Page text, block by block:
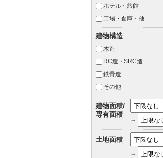
ホテル・旅館
工場・倉庫・他
建物構造
木造
RC造・SRC造
鉄骨造
その他
建物面積/
専有面積
～
土地面積
～